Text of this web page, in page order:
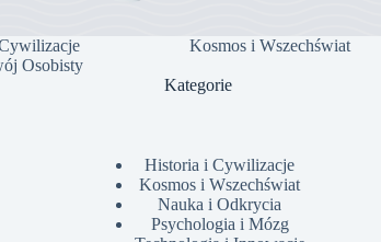
Kosmos i Wszechświat
Osobisty
Kategorie
Historia i Cywilizacje
Kosmos i Wszechświat
Nauka i Odkrycia
Psychologia i Mózg